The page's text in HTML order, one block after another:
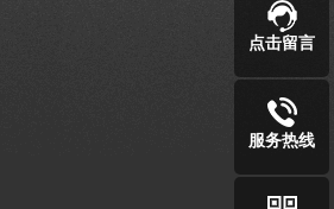
点击留言
服务热线